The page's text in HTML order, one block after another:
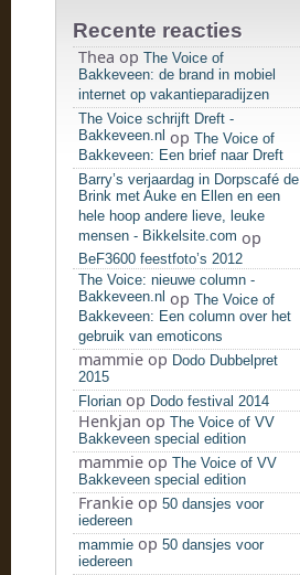
Recente reacties
Thea op The Voice of
Bakkeveen: de brand in mobiel
internet op vakantieparadijzen
The Voice schrijft Dreft -
Bakkeveen.nl op The Voice of
Bakkeveen: Een brief naar Dreft
Barry’s verjaardag in Dorpscafé de
Brink met Auke en Ellen en een
hele hoop andere lieve, leuke
mensen - Bikkelsite.com op
BeF3600 feestfoto’s 2012
The Voice: nieuwe column -
Bakkeveen.nl op The Voice of
Bakkeveen: Een column over het
gebruik van emoticons
mammie op Dodo Dubbelpret
2015
Florian op Dodo festival 2014
Henkjan op The Voice of VV
Bakkeveen special edition
mammie op The Voice of VV
Bakkeveen special edition
Frankie op 50 dansjes voor
iedereen
mammie op 50 dansjes voor
iedereen